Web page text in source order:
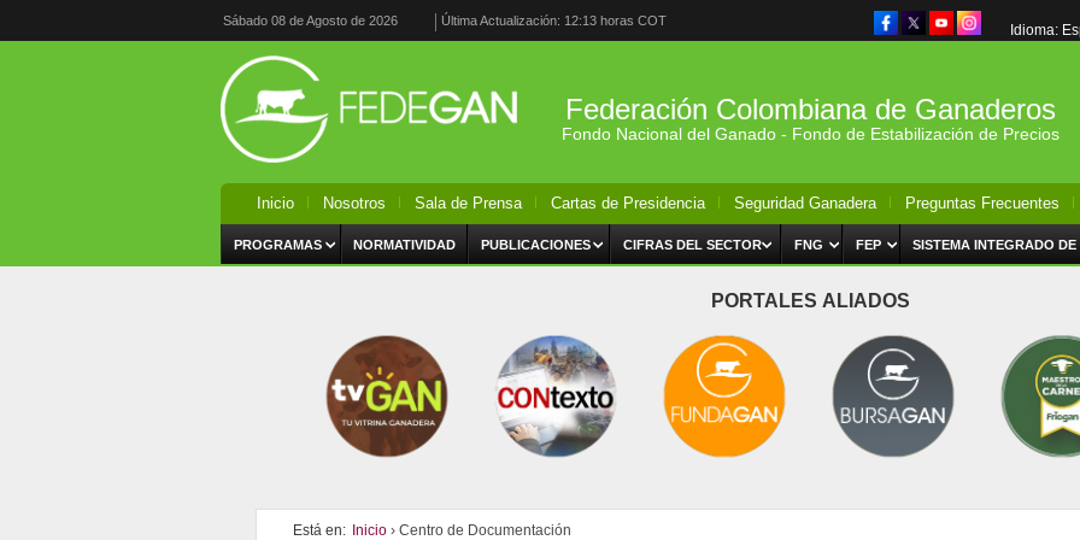
Sábado 08 de Agosto de 2026 Última Actualización: 12:13 horas COT
Idioma:
Federación Colombiana de Ganaderos
Fondo Nacional del Ganado - Fondo de Estabilización de Precios
Inicio Nosotros Sala de Prensa Cartas de Presidencia Seguridad Ganadera Preguntas Frecuentes
PROGRAMAS NORMATIVIDAD PUBLICACIONES CIFRAS DEL SECTOR FNG FEP SISTEMA INTEGRADO DE
PORTALES ALIADOS
Está en: Inicio › Centro de Documentación